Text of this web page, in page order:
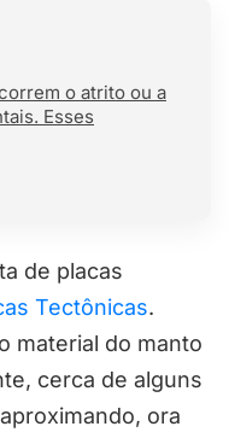
o atrito ou a
Esses
de placas
Tectônicas.
material do manto
cerca de alguns
ora